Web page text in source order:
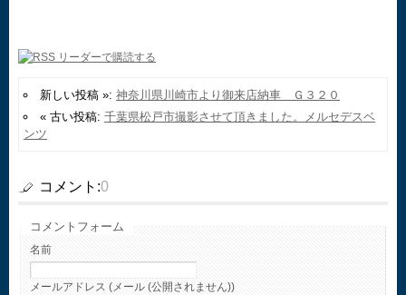
新しい投稿 »: 神奈川県川崎市より御来店納車 Ｇ３２０
« 古い投稿: 千葉県松戸市撮影させて頂きました。メルセデスベ
ンツ
コメント:0
コメントフォーム
名前
メールアドレス (メール (公開されません))